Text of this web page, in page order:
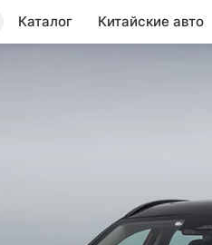
Каталог Китайские авто